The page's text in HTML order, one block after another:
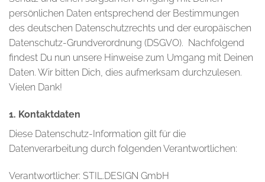
persönlichen Daten entsprechend der Bestimmungen
des deutschen Datenschutzrechts und der europäischen
Datenschutz-Grundverordnung (DSGVO). Nachfolgend
findest Du nun unsere Hinweise zum Umgang mit Deinen
Daten. Wir bitten Dich, dies aufmerksam durchzulesen.
Vielen Dank!
1. Kontaktdaten
Diese Datenschutz-Information gilt für die
Datenverarbeitung durch folgenden Verantwortlichen:
Verantwortlicher: STIL.DESIGN GmbH